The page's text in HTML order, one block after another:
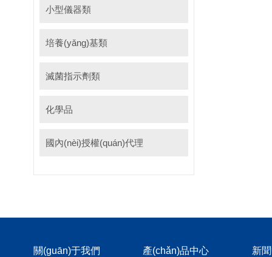
小型儀器類
培養(yǎng)基類
滅菌指示劑類
化學品
國內(nèi)授權(quán)代理
關(guān)于我們 產(chǎn)品中心 新